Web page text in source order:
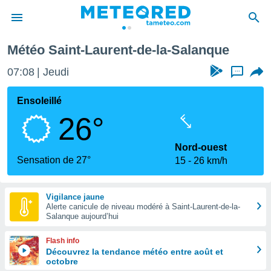
de
Météo Saint-Laurent-de-la-Salanque
07:08 Jeudi ...
Ensoleillé
26°
Sensation de 27°
Nord-ouest
15
26 km/h
Vigilance jaune
Alerte canicule de niveau modéré à Saint-Laurent-de-la-
Salanque aujourd’hui
Flash info
Découvrez la tendance météo entre août et
octobre